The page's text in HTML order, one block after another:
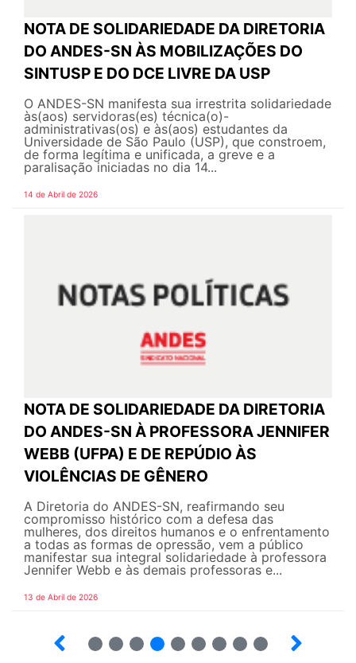
NOTA DE SOLIDARIEDADE DA DIRETORIA
DO ANDES-SN ÀS MOBILIZAÇÕES DO
SINTUSP E DO DCE LIVRE DA USP
O ANDES-SN manifesta sua irrestrita solidariedade
às(aos) servidoras(es) técnica(o)-
administrativas(os) e às(aos) estudantes da
Universidade de São Paulo (USP), que constroem,
de forma legítima e unificada, a greve e a
paralisação iniciadas no dia 14...
14 de Abril de 2026
NOTA DE SOLIDARIEDADE DA DIRETORIA
DO ANDES-SN À PROFESSORA JENNIFER
WEBB (UFPA) E DE REPÚDIO ÀS
VIOLÊNCIAS DE GÊNERO
A Diretoria do ANDES-SN, reafirmando seu
compromisso histórico com a defesa das
mulheres, dos direitos humanos e o enfrentamento
a todas as formas de opressão, vem a público
manifestar sua integral solidariedade à professora
Jennifer Webb e às demais professoras e...
13 de Abril de 2026